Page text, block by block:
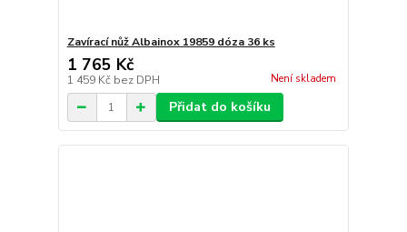
Zavírací nůž Albainox 19859 dóza 36 ks
1 765 Kč
1 459 Kč bez DPH Není skladem
Přidat do košíku